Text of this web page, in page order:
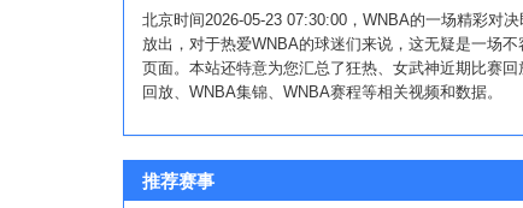
北京时间2026-05-23 07:30:00，WNBA的一场精彩
放出，对于热爱WNBA的球迷们来说，这无疑是一场
页面。本站还特意为您汇总了狂热、女武神近期比赛
回放、WNBA集锦、WNBA赛程等相关视频和数据。
推荐赛事